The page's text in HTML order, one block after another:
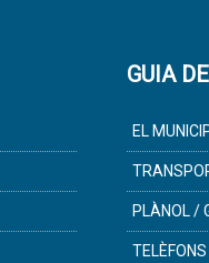
GUIA
EL
PLÀNOL /